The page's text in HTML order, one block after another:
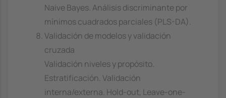
Naive Bayes. Análisis discriminante por
mínimos cuadrados parciales (PLS-DA).
Validación de modelos y validación
cruzada
Validación niveles y propósito.
Estratificación. Validación
interna/externa. Hold-out, Leave-one-